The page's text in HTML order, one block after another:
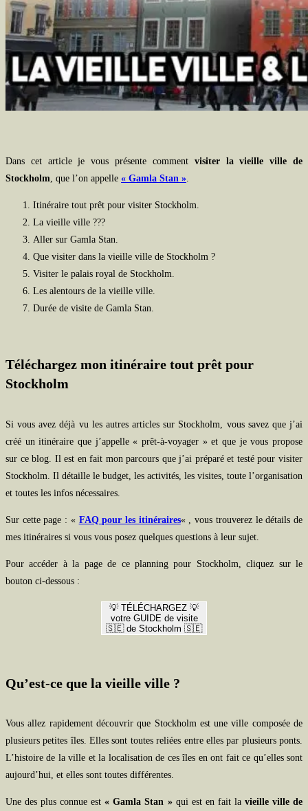
Dans cet article je vous présente comment visiter la vieille ville de
Stockholm , que l’on appelle « Gamla Stan »
Itinéraire tout prêt pour visiter Stockholm.
La vieille ville ???
Aller sur Gamla Stan.
Que visiter dans la vieille ville de Stockholm ?
Visiter le palais royal de Stockholm.
Les alentours de la vieille ville.
Durée de visite de Gamla Stan.
Téléchargez mon itinéraire tout prêt pour
Stockholm
Si vous avez déjà vu les autres articles sur Stockholm, vous savez que j’ai
créé un itinéraire que j’appelle « prêt-à-voyager » et que je vous propose
sur ce blog. Il est en fait mon parcours que j’ai préparé et testé pour visiter
Stockholm. Il détaille le budget, les activités, les visites, toute l’organisation
et toutes les infos nécessaires.
Sur cette page : « FAQ pour les itinéraires« , vous trouverez le détails de
mes itinéraires si vous vous posez quelques questions à leur sujet.
Pour accéder à la page de ce planning pour Stockholm, cliquez sur le
bouton ci-dessous :
💡 TÉLÉCHARGEZ 💡
votre GUIDE de visite
🇸🇪 de Stockholm 🇸🇪
Qu’est-ce que la vieille ville ?
Vous allez rapidement découvrir que Stockholm est une ville composée de
plusieurs petites îles. Elles sont toutes reliées entre elles par plusieurs ponts.
L’histoire de la ville et la localisation de ces îles en ont fait ce qu’elles sont
aujourd’hui, et elles sont toutes différentes.
Une des plus connue est« Gamla Stan »qui est en fait la vieille ville de